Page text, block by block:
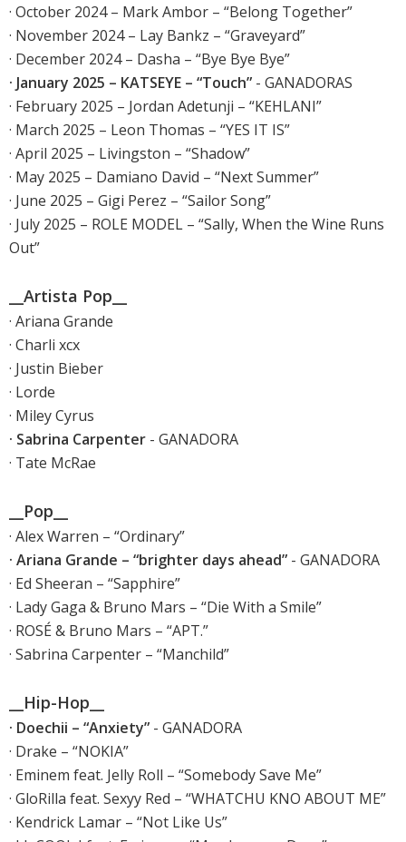
· October 2024 – Mark Ambor – “Belong Together”
· November 2024 – Lay Bankz – “Graveyard”
· December 2024 – Dasha – “Bye Bye Bye”
· January 2025 – KATSEYE – “Touch” - GANADORAS
· February 2025 – Jordan Adetunji – “KEHLANI”
· March 2025 – Leon Thomas – “YES IT IS”
· April 2025 – Livingston – “Shadow”
· May 2025 – Damiano David – “Next Summer”
· June 2025 – Gigi Perez – “Sailor Song”
· July 2025 – ROLE MODEL – “Sally, When the Wine Runs
Out”
__Artista Pop__
· Ariana Grande
· Charli xcx
· Justin Bieber
· Lorde
· Miley Cyrus
· Sabrina Carpenter - GANADORA
· Tate McRae
__Pop__
· Alex Warren – “Ordinary”
· Ariana Grande – “brighter days ahead” - GANADORA
· Ed Sheeran – “Sapphire”
· Lady Gaga & Bruno Mars – “Die With a Smile”
· ROSÉ & Bruno Mars – “APT.”
· Sabrina Carpenter – “Manchild”
__Hip-Hop__
· Doechii – “Anxiety” - GANADORA
· Drake – “NOKIA”
· Eminem feat. Jelly Roll – “Somebody Save Me”
· GloRilla feat. Sexyy Red – “WHATCHU KNO ABOUT ME”
· Kendrick Lamar – “Not Like Us”